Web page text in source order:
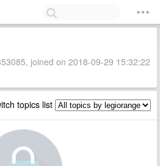
joined on 2018-09-29 15:32:22
topics list